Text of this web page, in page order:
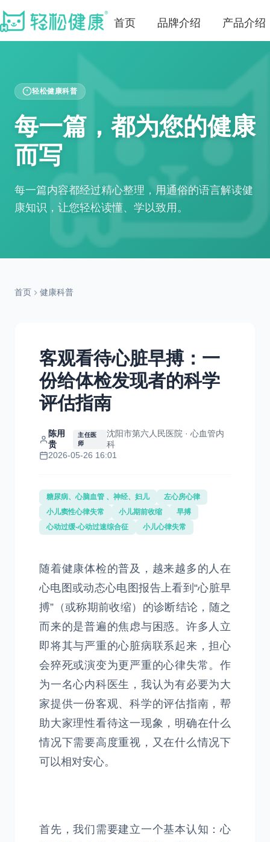
首页 品牌介绍 产品介绍
轻松健康科普
每一篇，都为您的健康
而写
每一篇内容都经过精心整理，用通俗的语言解读健
康知识，让您轻松读懂、学以致用。
首页 健康科普
客观看待心脏早搏：一
份给体检发现者的科学
评估指南
陈用
贵
主任医
师
沈阳市第六人民医院 · 心血管内
科
2026-05-26 16:01
糖尿病、心脑血管 、神经、妇儿
左心房心律
小儿窦性心律失常
小儿期前收缩
早搏
心动过缓-心动过速综合征
小儿心律失常
随着健康体检的普及，越来越多的人在
心电图或动态心电图报告上看到“心脏早
搏”（或称期前收缩）的诊断结论，随之
而来的是普遍的焦虑与困惑。许多人立
即将其与严重的心脏病联系起来，担心
会猝死或演变为更严重的心律失常。作
为一名心内科医生，我认为有必要为大
家提供一份客观、科学的评估指南，帮
助大家理性看待这一现象，明确在什么
情况下需要高度重视，又在什么情况下
可以相对安心。
首先，我们需要建立一个基本认知：心